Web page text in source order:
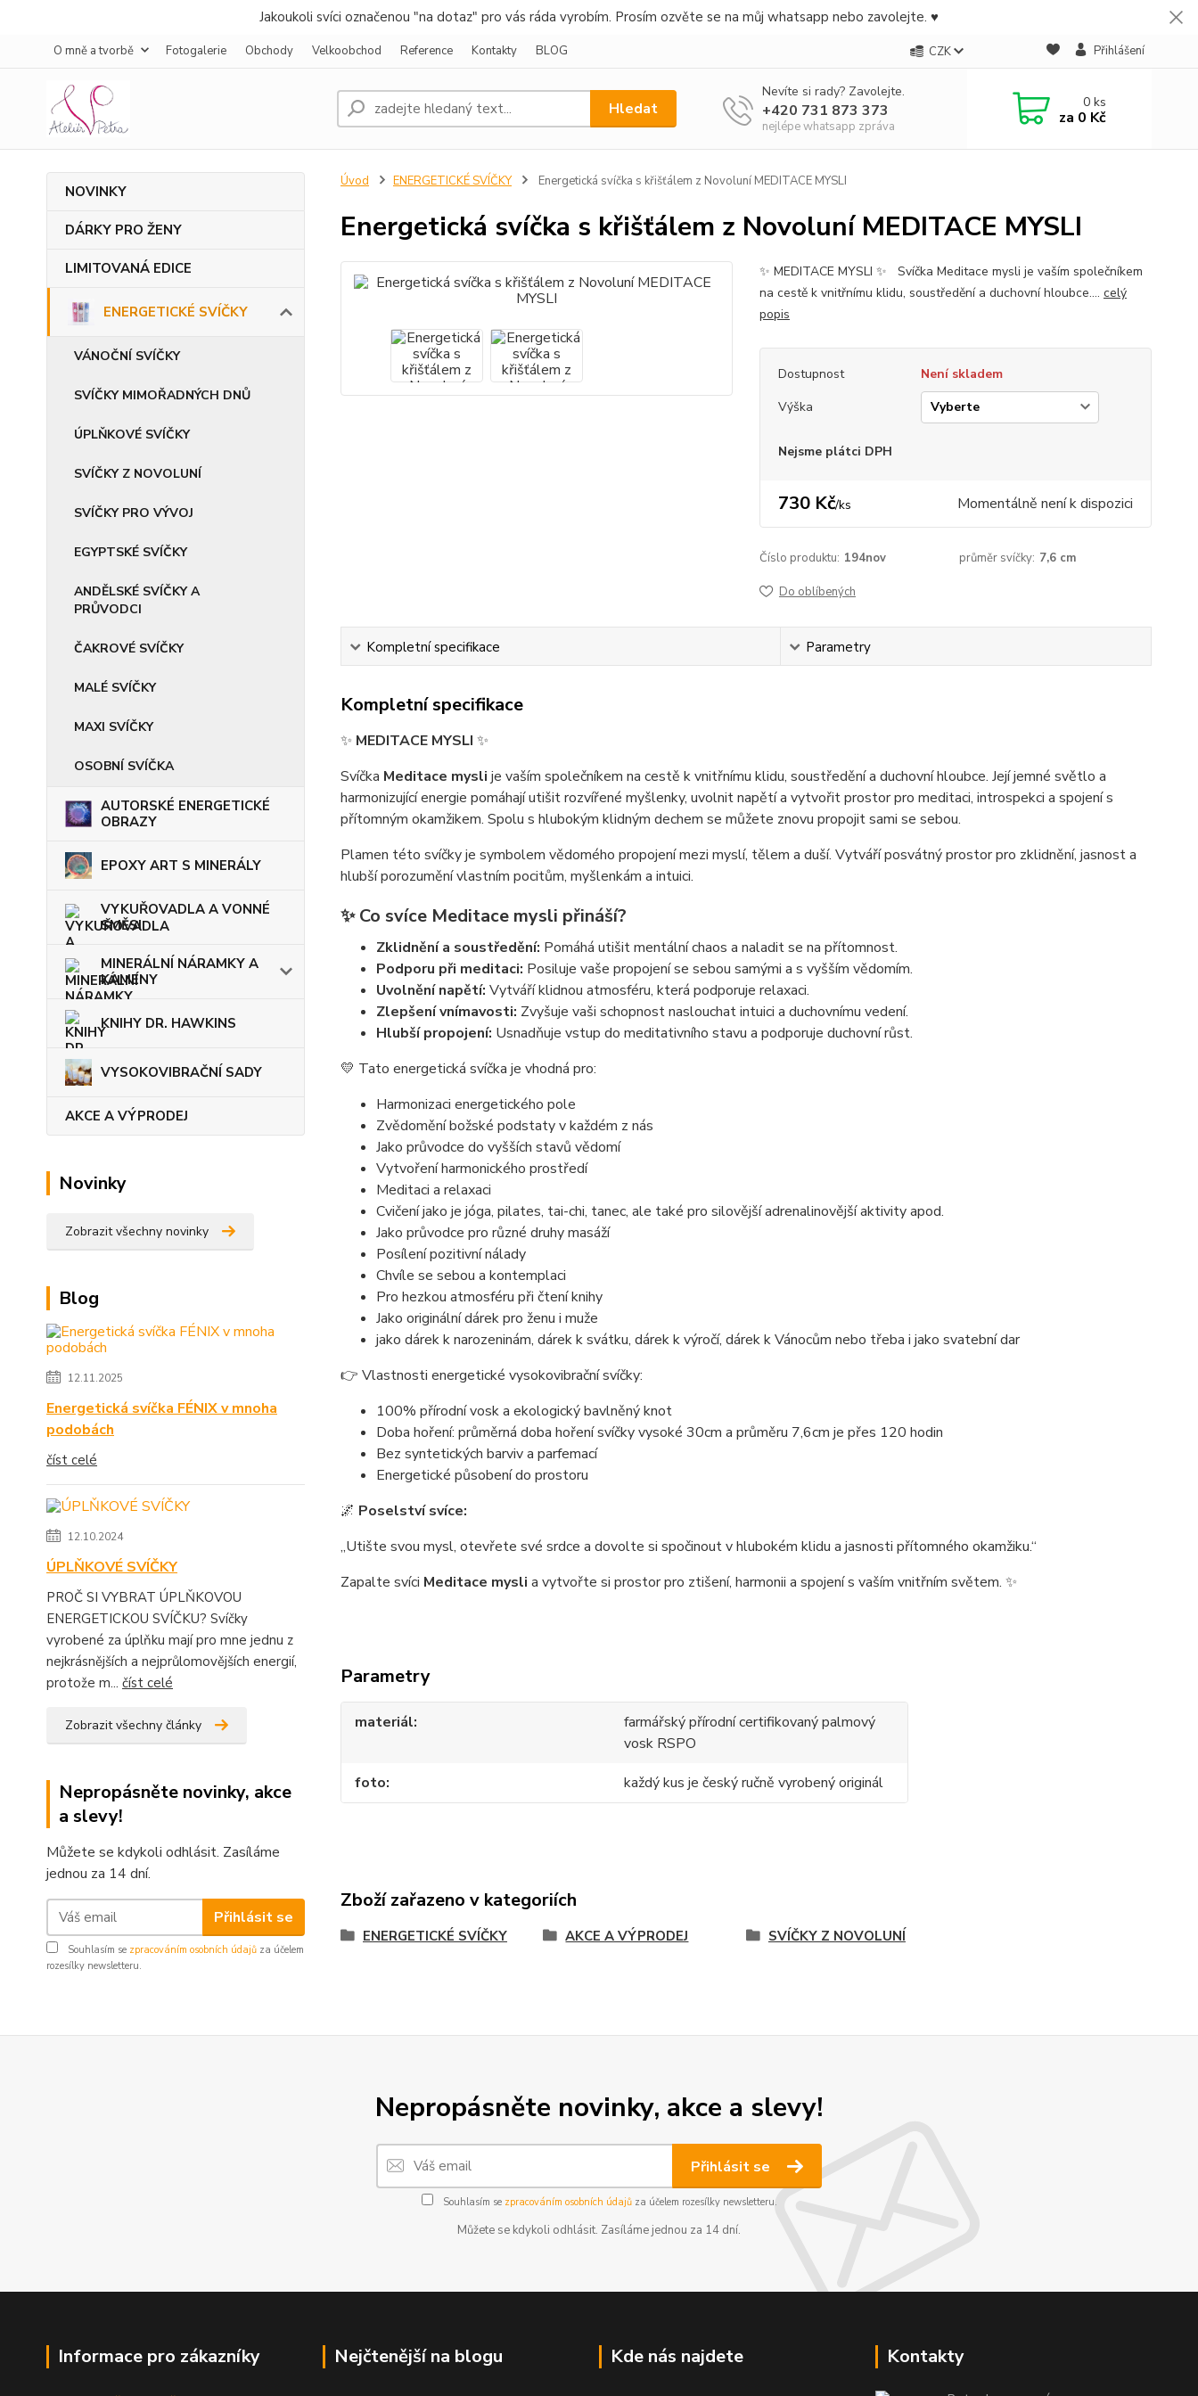
Jakoukoli svíci označenou "na dotaz" pro vás ráda vyrobím. Prosím ozvěte se na můj whatsapp nebo zavolejte. ♥
O mně a tvorbě Fotogalerie Obchody Velkoobchod Reference Kontakty BLOG CZK Přihlášení
Hledat
Nevíte si rady? Zavolejte.
+420 731 873 373
nejlépe whatsapp zpráva
0ks
za 0 Kč
NOVINKY
DÁRKY PRO ŽENY
LIMITOVANÁ EDICE
ENERGETICKÉ SVÍČKY
VÁNOČNÍ SVÍČKY
SVÍČKY MIMOŘADNÝCH DNŮ
ÚPLŇKOVÉ SVÍČKY
SVÍČKY Z NOVOLUNÍ
SVÍČKY PRO VÝVOJ
EGYPTSKÉ SVÍČKY
ANDĚLSKÉ SVÍČKY A
PRŮVODCI
ČAKROVÉ SVÍČKY
MALÉ SVÍČKY
MAXI SVÍČKY
OSOBNÍ SVÍČKA
AUTORSKÉ ENERGETICKÉ
OBRAZY
EPOXY ART S MINERÁLY
VYKUŘOVADLA A VONNÉ
SMĚSI
MINERÁLNÍ NÁRAMKY A
KAMENY
KNIHY DR. HAWKINS
VYSOKOVIBRAČNÍ SADY
AKCE A VÝPRODEJ
Novinky
Zobrazit všechny novinky
Blog
12.11.2025
Energetická svíčka FÉNIX v mnoha
podobách
číst celé
12.10.2024
ÚPLŇKOVÉ SVÍČKY
PROČ SI VYBRAT ÚPLŇKOVOU
ENERGETICKOU SVÍČKU? Svíčky
vyrobené za úplňku mají pro mne jednu z
nejkrásnějších a nejprůlomovějších energií,
protože m... číst celé
Zobrazit všechny články
Nepropásněte novinky, akce
a slevy!
Můžete se kdykoli odhlásit. Zasíláme
jednou za 14 dní.
Přihlásit se
Souhlasím se zpracováním osobních údajů za účelem
rozesílky newsletteru.
Úvod ENERGETICKÉ SVÍČKY Energetická svíčka s křišťálem z Novoluní MEDITACE MYSLI
Energetická svíčka s křišťálem z Novoluní MEDITACE MYSLI
✨ MEDITACE MYSLI ✨ Svíčka Meditace mysli je vaším společníkem
na cestě k vnitřnímu klidu, soustředění a duchovní hloubce.... celý
popis
Dostupnost
Není skladem
Výška
Nejsme plátci DPH
730 Kč/ks Momentálně není k dispozici
Číslo produktu: 194nov průměr svíčky: 7,6 cm
Do oblíbených
Kompletní specifikace Parametry
Kompletní specifikace
✨ MEDITACE MYSLI ✨
Svíčka Meditace mysli je vaším společníkem na cestě k vnitřnímu klidu, soustředění a duchovní hloubce. Její jemné světlo a
harmonizující energie pomáhají utišit rozvířené myšlenky, uvolnit napětí a vytvořit prostor pro meditaci, introspekci a spojení s
přítomným okamžikem. Spolu s hlubokým klidným dechem se můžete znovu propojit sami se sebou.
Plamen této svíčky je symbolem vědomého propojení mezi myslí, tělem a duší. Vytváří posvátný prostor pro zklidnění, jasnost a
hlubší porozumění vlastním pocitům, myšlenkám a intuici.
✨Co svíce Meditace mysli přináší?
Zklidnění a soustředění: Pomáhá utišit mentální chaos a naladit se na přítomnost.
Podporu při meditaci: Posiluje vaše propojení se sebou samými a s vyšším vědomím.
Uvolnění napětí: Vytváří klidnou atmosféru, která podporuje relaxaci.
Zlepšení vnímavosti: Zvyšuje vaši schopnost naslouchat intuici a duchovnímu vedení.
Hlubší propojení: Usnadňuje vstup do meditativního stavu a podporuje duchovní růst.
💛 Tato energetická svíčka je vhodná pro:
Harmonizaci energetického pole
Zvědomění božské podstaty v každém z nás
Jako průvodce do vyšších stavů vědomí
Vytvoření harmonického prostředí
Meditaci a relaxaci
Cvičení jako je jóga, pilates, tai-chi, tanec, ale také pro silovější adrenalinovější aktivity apod.
Jako průvodce pro různé druhy masáží
Posílení pozitivní nálady
Chvíle se sebou a kontemplaci
Pro hezkou atmosféru při čtení knihy
Jako originální dárek pro ženu i muže
jako dárek k narozeninám, dárek k svátku, dárek k výročí, dárek k Vánocům nebo třeba i jako svatební dar
👉 Vlastnosti energetické vysokovibrační svíčky:
100% přírodní vosk a ekologický bavlněný knot
Doba hoření: průměrná doba hoření svíčky vysoké 30cm a průměru 7,6cm je přes 120 hodin
Bez syntetických barviv a parfemací
Energetické působení do prostoru
🌌 Poselství svíce:
„Utište svou mysl, otevřete své srdce a dovolte si spočinout v hlubokém klidu a jasnosti přítomného okamžiku.“
Zapalte svíci Meditace mysli a vytvořte si prostor pro ztišení, harmonii a spojení s vaším vnitřním světem. ✨
Parametry
materiál
farmářský přírodní certifikovaný palmový
vosk RSPO
foto
každý kus je český ručně vyrobený originál
Zboží zařazeno v kategoriích
ENERGETICKÉ SVÍČKY AKCE A VÝPRODEJ SVÍČKY Z NOVOLUNÍ
Nepropásněte novinky, akce a slevy!
Přihlásit se
Souhlasím se zpracováním osobních údajůza účelem rozesílky newsletteru.
Můžete se kdykoli odhlásit. Zasíláme jednou za 14 dní.
Informace pro zákazníky Nejčtenější na blogu Kde nás najdete Kontakty